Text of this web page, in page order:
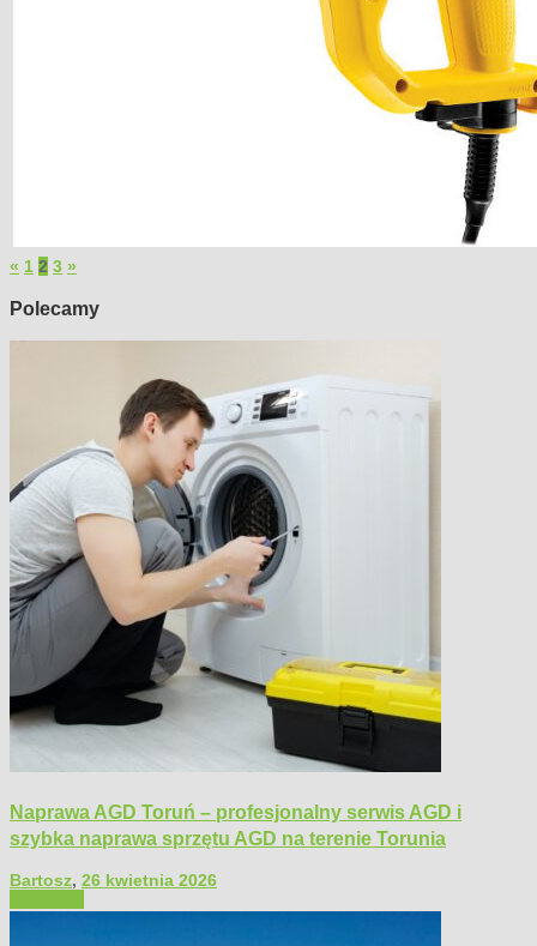
« 1 2 3 »
Polecamy
Naprawa AGD Toruń – profesjonalny serwis AGD i
szybka naprawa sprzętu AGD na terenie Torunia
Bartosz, 26 kwietnia 2026